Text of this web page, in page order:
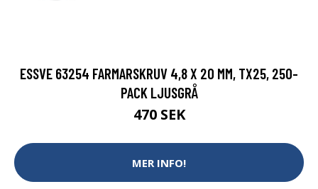
ESSVE 63254 FARMARSKRUV 4,8 X 20 MM, TX25, 250-
PACK LJUSGRÅ
470 SEK
MER INFO!